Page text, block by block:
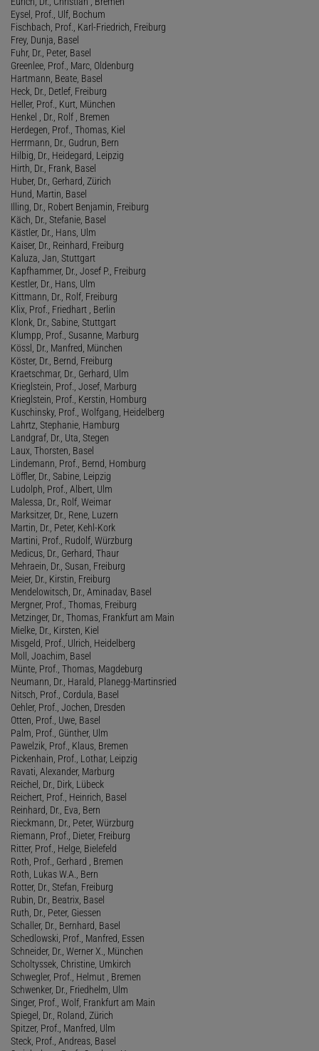
Eysel, Prof., Ulf, Bochum
Fischbach, Prof., Karl-Friedrich, Freiburg
Frey, Dunja, Basel
Fuhr, Dr., Peter, Basel
Greenlee, Prof., Marc, Oldenburg
Hartmann, Beate, Basel
Heck, Dr., Detlef, Freiburg
Heller, Prof., Kurt, München
Henkel , Dr., Rolf , Bremen
Herdegen, Prof., Thomas, Kiel
Herrmann, Dr., Gudrun, Bern
Hilbig, Dr., Heidegard, Leipzig
Hirth, Dr., Frank, Basel
Huber, Dr., Gerhard, Zürich
Hund, Martin, Basel
Illing, Dr., Robert Benjamin, Freiburg
Käch, Dr., Stefanie, Basel
Kästler, Dr., Hans, Ulm
Kaiser, Dr., Reinhard, Freiburg
Kaluza, Jan, Stuttgart
Kapfhammer, Dr., Josef P., Freiburg
Kestler, Dr., Hans, Ulm
Kittmann, Dr., Rolf, Freiburg
Klix, Prof., Friedhart , Berlin
Klonk, Dr., Sabine, Stuttgart
Klumpp, Prof., Susanne, Marburg
Kössl, Dr., Manfred, München
Köster, Dr., Bernd, Freiburg
Kraetschmar, Dr., Gerhard, Ulm
Krieglstein, Prof., Josef, Marburg
Krieglstein, Prof., Kerstin, Homburg
Kuschinsky, Prof., Wolfgang, Heidelberg
Lahrtz, Stephanie, Hamburg
Landgraf, Dr., Uta, Stegen
Laux, Thorsten, Basel
Lindemann, Prof., Bernd, Homburg
Löffler, Dr., Sabine, Leipzig
Ludolph, Prof., Albert, Ulm
Malessa, Dr., Rolf, Weimar
Marksitzer, Dr., Rene, Luzern
Martin, Dr., Peter, Kehl-Kork
Martini, Prof., Rudolf, Würzburg
Medicus, Dr., Gerhard, Thaur
Mehraein, Dr., Susan, Freiburg
Meier, Dr., Kirstin, Freiburg
Mendelowitsch, Dr., Aminadav, Basel
Mergner, Prof., Thomas, Freiburg
Metzinger, Dr., Thomas, Frankfurt am Main
Mielke, Dr., Kirsten, Kiel
Misgeld, Prof., Ulrich, Heidelberg
Moll, Joachim, Basel
Münte, Prof., Thomas, Magdeburg
Neumann, Dr., Harald, Planegg-Martinsried
Nitsch, Prof., Cordula, Basel
Oehler, Prof., Jochen, Dresden
Otten, Prof., Uwe, Basel
Palm, Prof., Günther, Ulm
Pawelzik, Prof., Klaus, Bremen
Pickenhain, Prof., Lothar, Leipzig
Ravati, Alexander, Marburg
Reichel, Dr., Dirk, Lübeck
Reichert, Prof., Heinrich, Basel
Reinhard, Dr., Eva, Bern
Rieckmann, Dr., Peter, Würzburg
Riemann, Prof., Dieter, Freiburg
Ritter, Prof., Helge, Bielefeld
Roth, Prof., Gerhard , Bremen
Roth, Lukas W.A., Bern
Rotter, Dr., Stefan, Freiburg
Rubin, Dr., Beatrix, Basel
Ruth, Dr., Peter, Giessen
Schaller, Dr., Bernhard, Basel
Schedlowski, Prof., Manfred, Essen
Schneider, Dr., Werner X., München
Scholtyssek, Christine, Umkirch
Schwegler, Prof., Helmut , Bremen
Schwenker, Dr., Friedhelm, Ulm
Singer, Prof., Wolf, Frankfurt am Main
Spiegel, Dr., Roland, Zürich
Spitzer, Prof., Manfred, Ulm
Steck, Prof., Andreas, Basel